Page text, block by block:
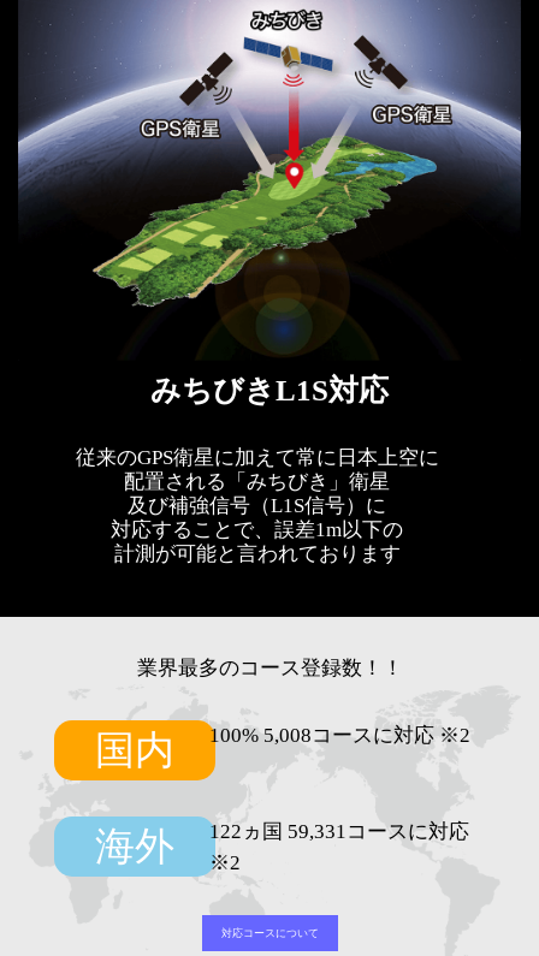
みちびきL1S対応
従来のGPS衛星に加えて常に日本上空に
配置される「みちびき」衛星
及び補強信号（L1S信号）に
対応することで、誤差1m以下の
計測が可能と言われております
業界最多のコース登録数！！
国内 100% 5,008コースに対応 ※2
海外
122ヵ国 59,331コースに対応
※2
対応コースについて